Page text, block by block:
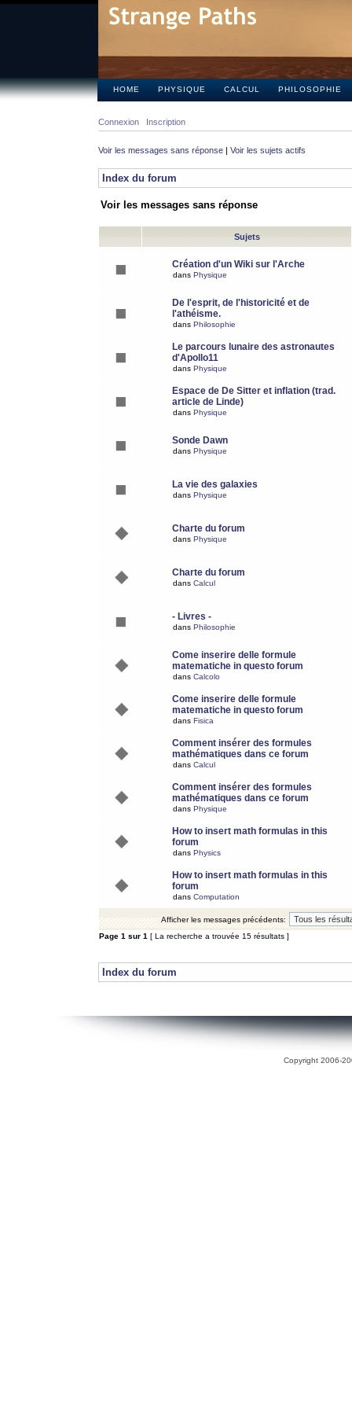
HOME PHYSIQUE CALCUL PHILOSOPHIE
Connexion Inscription
Voir les messages sans réponse | Voir les sujets actifs
Index du forum
Voir les messages sans réponse
Sujets
Création d'un Wiki sur l'Arche
dans Physique
De l'esprit, de l'historicité et de
l'athéisme.
dans Philosophie
Le parcours lunaire des astronautes
d'Apollo11
dans Physique
Espace de De Sitter et inflation (trad.
article de Linde)
dans Physique
Sonde Dawn
dans Physique
La vie des galaxies
dans Physique
Charte du forum
dans Physique
Charte du forum
dans Calcul
- Livres -
dans Philosophie
Come inserire delle formule
matematiche in questo forum
dans Calcolo
Come inserire delle formule
matematiche in questo forum
dans Fisica
Comment insérer des formules
mathématiques dans ce forum
dans Calcul
Comment insérer des formules
mathématiques dans ce forum
dans Physique
How to insert math formulas in this
forum
dans Physics
How to insert math formulas in this
forum
dans Computation
Afficher les messages précédents:
Page 1 sur 1 [ La recherche a trouvée 15 résultats ]
Index du forum
Copyright 2006-